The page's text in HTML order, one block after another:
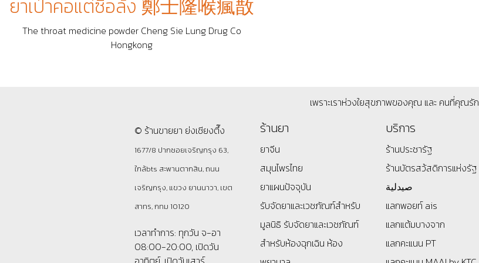
ยาเป่าคอแต่ซื่อล้ง 鄭士隆喉瘋㪚
The throat medicine powder Cheng Sie Lung Drug Co
Hongkong
เพราะเราห่วงใยสุขภาพของคุณ และ คนที่คุณรัก
© ร้านขายยา ย่งเชียงตึ๊ง
1677/8 ปากซอยเจริญกรุง 63,
ใกล้bts สะพานตากสิน, ถนน
เจริญกรุง, แขวง ยานนาวา, เขต
สาทร, กทม 10120
เวลาทำการ: ทุกวัน จ-อา
08:00-20:00, เปิดวัน
ร้านยา
ยาจีน
สมุนไพรไทย
ยาแผนปัจจุบัน
รับจัดยาและเวชภัณฑ์สำหรับ
มูลนิธิ รับจัดยาและเวชภัณฑ์
สำหรับห้องฉุกเฉิน ห้อง
บริการ
ร้านประชารัฐ
ร้านบัตรสว้สดิการแห่งรัฐ
صيدلية
แลกพอยท์ ais
แลกแต้มบางจาก
แลกคะแนน PT